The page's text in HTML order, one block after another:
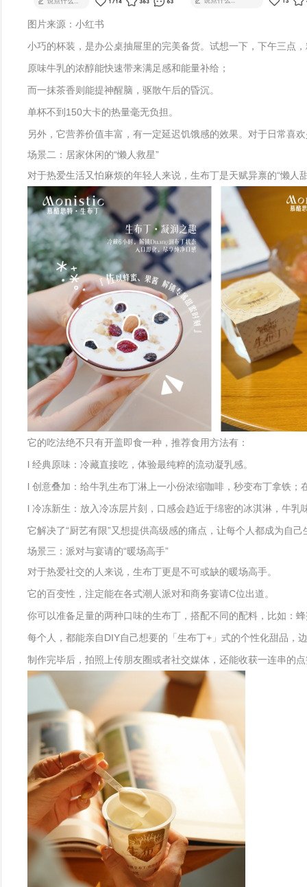
图片来源：小红书
小巧的杯装，是办公桌抽屉里的完美备货。试想一下，下午三点
原味牛乳的浓醇能快速带来满足感和能量补给；
而一抹茶香则能提神醒脑，驱散午后的昏沉。
单杯不到150大卡的热量毫无负担。
另外，它营养价值丰富，有一定延迟饥饿感的效果。对于日常喜
场景二：居家休闲的“懒人救星”
对于热爱生活又怕麻烦的年轻人来说，生布丁是天赋异禀的“懒人
它的吃法绝不只有开盖即食一种，推荐食用方法有：
l 经典原味：冷藏直接吃，体验最纯粹的流动凝乳感。
l 创意叠加：给牛乳生布丁淋上一小份浓缩咖啡，秒变布丁拿铁
l 冷冻新生：放入冷冻层片刻，口感会趋近于绵密的冰淇淋，牛
它解决了“厨艺有限”又想提供高级感的痛点，让每个人都成为自己
场景三：派对与宴请的“暖场高手”
对于热爱社交的人来说，生布丁更是不可或缺的暖场高手。
它的百变性，注定能在各式潮人派对和商务宴请C位出道。
你可以准备足量的两种口味的生布丁，搭配不同的配料，比如：
每个人，都能亲自DIY自己想要的「生布丁+」式的个性化甜品，
制作完毕后，拍照上传朋友圈或者社交媒体，还能收获一连串的